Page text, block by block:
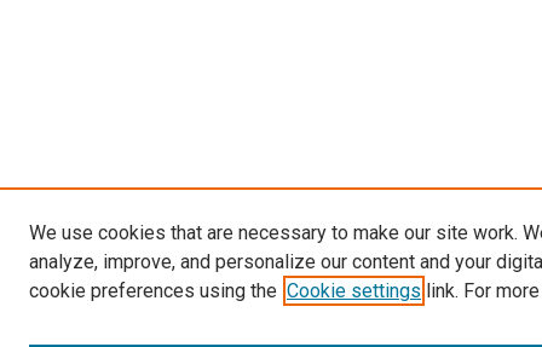
We use cookies that are necessary to make our site work.
analyze, improve, and personalize our content and your
cookie preferences using the Cookie settings link. For